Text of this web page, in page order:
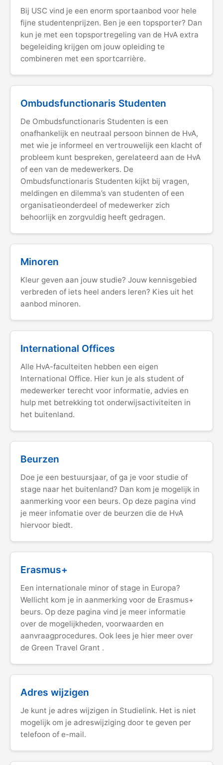
Bij USC vind je een enorm sportaanbod voor hele
fijne studentenprijzen. Ben je een topsporter? Dan
kun je met een topsportregeling van de HvA extra
begeleiding krijgen om jouw opleiding te
combineren met een sportcarrière.
Ombudsfunctionaris Studenten
De Ombudsfunctionaris Studenten is een
onafhankelijk en neutraal persoon binnen de HvA,
met wie je informeel en vertrouwelijk een klacht of
probleem kunt bespreken, gerelateerd aan de HvA
of een van de medewerkers. De
Ombudsfunctionaris Studenten kijkt bij vragen,
meldingen en dilemma’s van studenten of een
organisatieonderdeel of medewerker zich
behoorlijk en zorgvuldig heeft gedragen.
Minoren
Kleur geven aan jouw studie? Jouw kennisgebied
verbreden of iets heel anders leren? Kies uit het
aanbod minoren.
International Offices
Alle HvA-faculteiten hebben een eigen
International Office. Hier kun je als student of
medewerker terecht voor informatie, advies en
hulp met betrekking tot onderwijsactiviteiten in
het buitenland.
Beurzen
Doe je een bestuursjaar, of ga je voor studie of
stage naar het buitenland? Dan kom je mogelijk in
aanmerking voor een beurs. Op deze pagina vind
je meer infomatie over de beurzen die de HvA
hiervoor biedt.
Erasmus+
Een internationale minor of stage in Europa?
Wellicht kom je in aanmerking voor de Erasmus+
beurs. Op deze pagina vind je meer informatie
over de mogelijkheden, voorwaarden en
aanvraagprocedures. Ook lees je hier meer over
de Green Travel Grant .
Adres wijzigen
Je kunt je adres wijzigen in Studielink. Het is niet
mogelijk om je adreswijziging door te geven per
telefoon of e-mail.